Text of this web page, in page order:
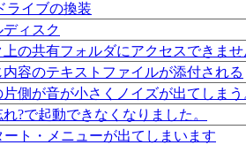
ライブの換装
ディスク
の共有フォルダにアクセスできませ
内容のテキストファイルが添付される
片側が音が小さくノイズが出てしまう
?で起動できなくなりました。
ート・メニューが出てしまいます